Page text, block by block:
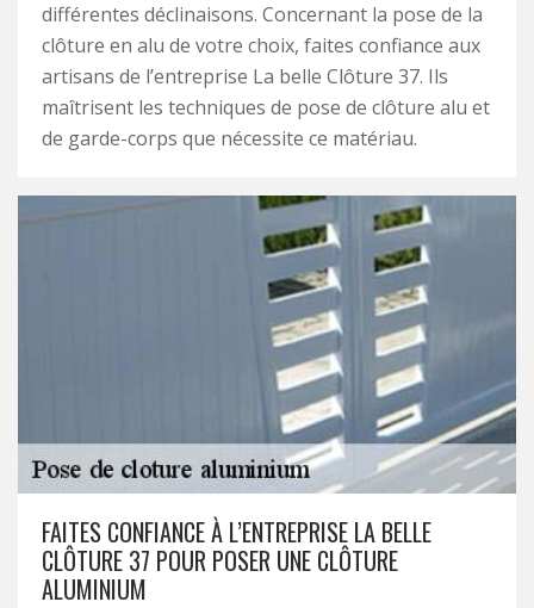
différentes déclinaisons. Concernant la pose de la
clôture en alu de votre choix, faites confiance aux
artisans de l’entreprise La belle Clôture 37. Ils
maîtrisent les techniques de pose de clôture alu et
de garde-corps que nécessite ce matériau.
FAITES CONFIANCE À L’ENTREPRISE LA BELLE
CLÔTURE 37 POUR POSER UNE CLÔTURE
ALUMINIUM